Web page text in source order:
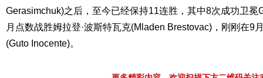
Gerasimchuk)之后，至今已经保持11连胜，其中8次成功卫冕
月点数战胜姆拉登·波斯特瓦克(Mladen Brestovac)，刚刚在9
(Guto Inocente)。